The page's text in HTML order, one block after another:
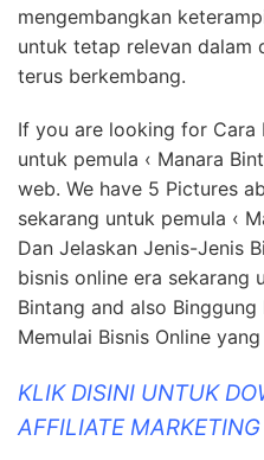
mengembangkan
untuk tetap relevan dalam
terus berkembang.
If you are looking for Cara
untuk pemula ‹ Manara
web. We have 5 Pictures
sekarang untuk pemula ‹
Dan Jelaskan Jenis-Jenis
bisnis online era sekarang
Bintang and also Binggung
Memulai Bisnis Online
KLIK DISINI UNTUK
AFFILIATE